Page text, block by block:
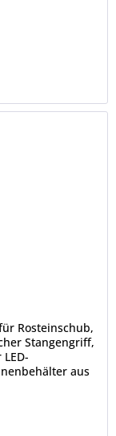
Rosteinschub,
Stangengriff,
aus